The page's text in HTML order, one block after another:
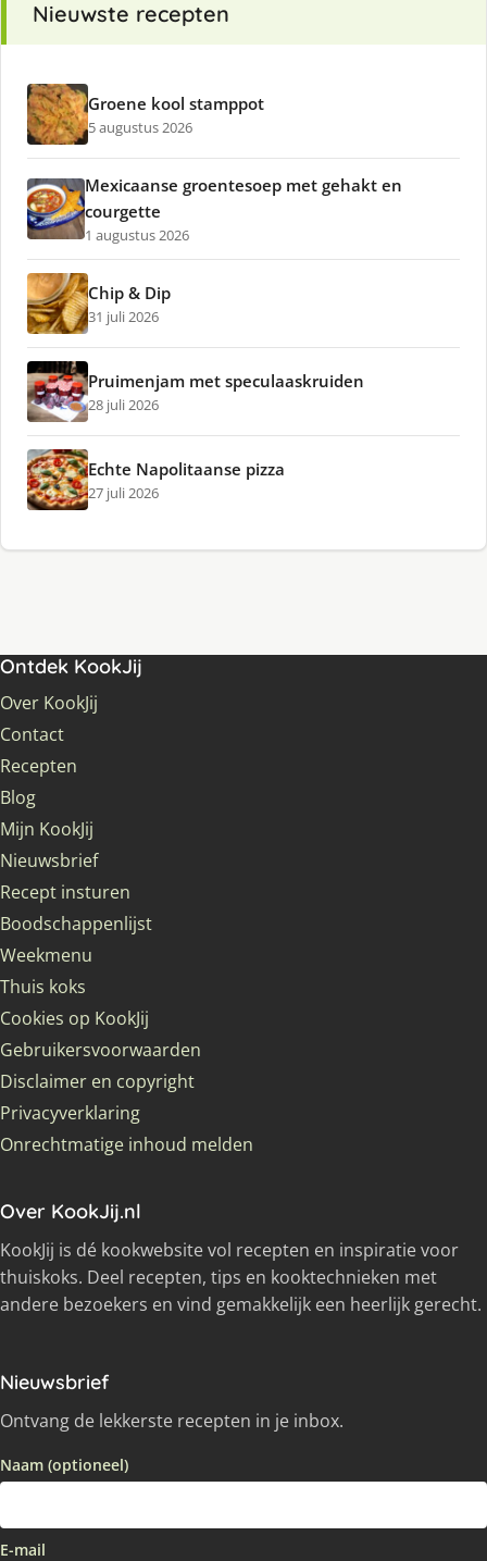
Nieuwste recepten
Groene kool stamppot
5 augustus 2026
Mexicaanse groentesoep met gehakt en
courgette
1 augustus 2026
Chip & Dip
31 juli 2026
Pruimenjam met speculaaskruiden
28 juli 2026
Echte Napolitaanse pizza
27 juli 2026
Ontdek KookJij
Over KookJij
Contact
Recepten
Blog
Mijn KookJij
Nieuwsbrief
Recept insturen
Boodschappenlijst
Weekmenu
Thuis koks
Cookies op KookJij
Gebruikersvoorwaarden
Disclaimer en copyright
Privacyverklaring
Onrechtmatige inhoud melden
Over KookJij.nl
KookJij is dé kookwebsite vol recepten en inspiratie voor
thuiskoks. Deel recepten, tips en kooktechnieken met
andere bezoekers en vind gemakkelijk een heerlijk gerecht.
Nieuwsbrief
Ontvang de lekkerste recepten in je inbox.
Naam (optioneel)
E-mail